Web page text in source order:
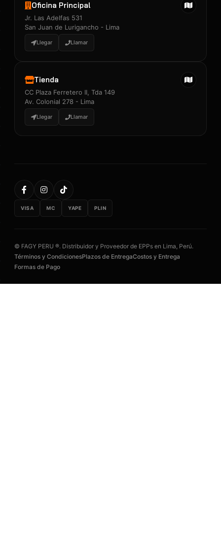
Oficina Principal
Jr. Las Adelfas 531
San Juan de Lurigancho - Lima
Llegar Llamar
Tienda
CC Plaza Ferretero II, Tda 149
Av. Colonial 278 - Lima
Llegar Llamar
VISA MC YAPE PLIN
© FAGY PERU ®. Distribuidor y Proveedor de EPPs en Lima, Perú.
Términos y CondicionesPlazos de EntregaCostos y Entrega
Formas de Pago